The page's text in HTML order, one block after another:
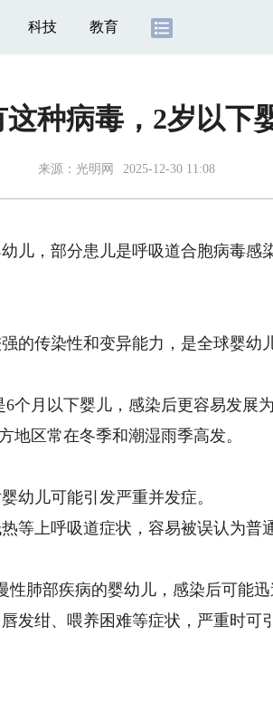
科技 教育
种病毒，2岁以下
来源： 光明网 2025-12-30 11:08
，部分患儿是呼吸道合胞病毒感
传染性和变异能力，是全球婴幼
月以下婴儿，感染后更容易发展为
区常在冬季和潮湿雨季高发。
儿可能引发严重并发症。
上呼吸道症状，容易被误认为普
肺部疾病的婴幼儿，感染后可能迅
发绀、喂养困难等症状，严重时可